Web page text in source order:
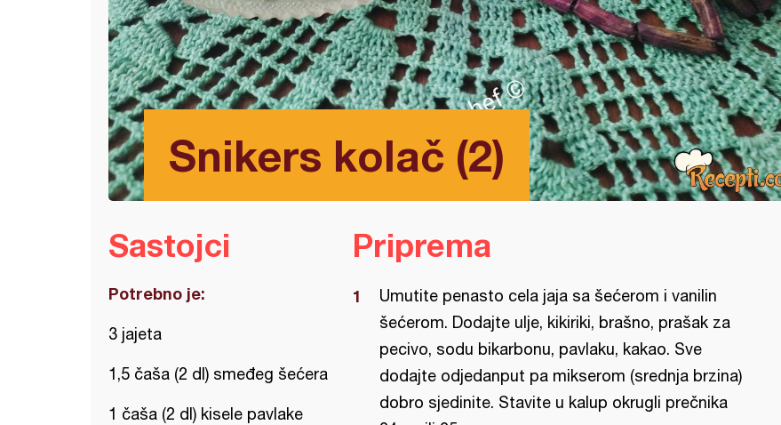
Snikers kolač (2)
Sastojci
Potrebno je:
3 jajeta
1,5 čaša (2 dl) smeđeg šećera
1 čaša (2 dl) kisele pavlake
Priprema
Umutite penasto cela jaja sa šećerom i vanilin
šećerom. Dodajte ulje, kikiriki, brašno, prašak za
pecivo, sodu bikarbonu, pavlaku, kakao. Sve
dodajte odjedanput pa mikserom (srednja brzina)
dobro sjedinite. Stavite u kalup okrugli prečnika